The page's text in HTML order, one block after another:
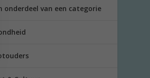
onderdeel van een categorie